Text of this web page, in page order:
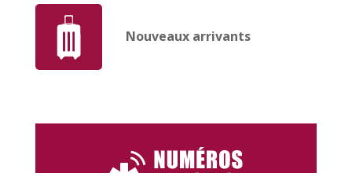
Nouveaux arrivants